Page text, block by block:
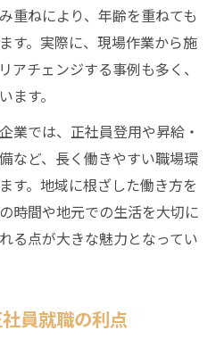
重ねにより、年齢を重ねても
す。実際に、現場作業から施
アチェンジする事例も多く、
ます。
業では、正社員登用や昇給・
など、長く働きやすい職場環
す。地域に根ざした働き方を
時間や地元での生活を大切に
る点が大きな魅力となってい
員就職の利点